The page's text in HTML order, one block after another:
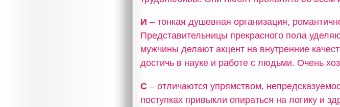
И – тонкая душевная организация,
Представительницы прекрасного пола
мужчины делают акцент на внутренние
достичь в науке и работе с людьми. Очень
С – отличаются упрямством,
поступках привыкли опираться на логику и